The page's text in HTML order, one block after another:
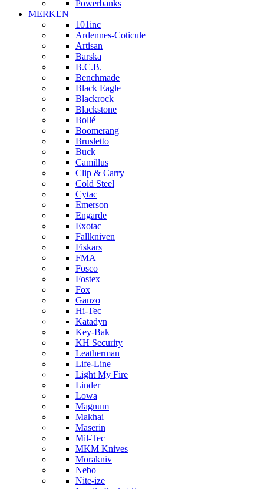
Powerbanks
MERKEN
101inc
Ardennes-Coticule
Artisan
Barska
B.C.B.
Benchmade
Black Eagle
Blackrock
Blackstone
Bollé
Boomerang
Brusletto
Buck
Camillus
Clip & Carry
Cold Steel
Cytac
Emerson
Engarde
Exotac
Fallkniven
Fiskars
FMA
Fosco
Fostex
Fox
Ganzo
Hi-Tec
Katadyn
Key-Bak
KH Security
Leatherman
Life-Line
Light My Fire
Linder
Lowa
Magnum
Makhai
Maserin
Mil-Tec
MKM Knives
Morakniv
Nebo
Nite-ize